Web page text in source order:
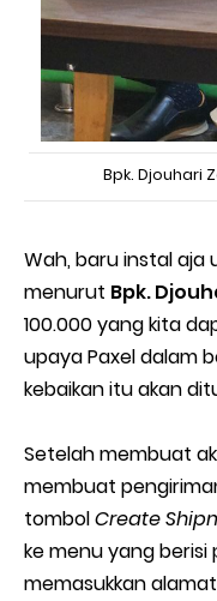
Bpk. Djouhari
Wah, baru instal aja
menurut Bpk.
100.000 yang kita
upaya Paxel dalam
kebaikan itu akan
Setelah membuat
membuat
tombolCreate
ke menu yang
memasukkan